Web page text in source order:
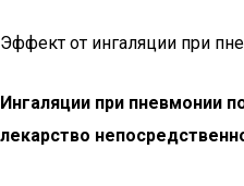
Эффект от ингаляции при
Ингаляции при пневмонии
лекарство